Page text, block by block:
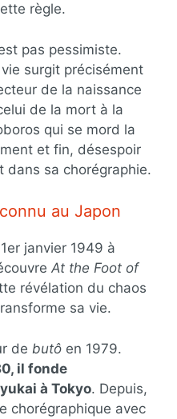
règle.
pas pessimiste.
surgit précisément
de la naissance
de la mort à la
qui se mord la
et fin, désespoir
dans sa chorégraphie.
au Japon
janvier 1949 à
At the Foot of
révélation du chaos
sa vie.
de butô en 1979.
il fonde
à Tokyo. Depuis,
chorégraphique avec